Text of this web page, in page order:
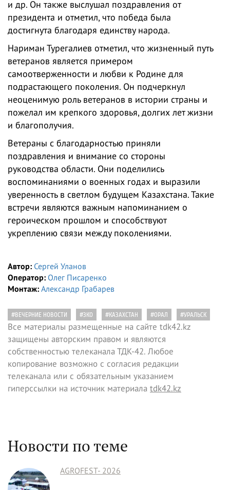
и др. Он также выслушал поздравления от
президента и отметил, что победа была
достигнута благодаря единству народа.
Нариман Турегалиев отметил, что жизненный путь
ветеранов является примером
самоотверженности и любви к Родине для
подрастающего поколения. Он подчеркнул
неоценимую роль ветеранов в истории страны и
пожелал им крепкого здоровья, долгих лет жизни
и благополучия.
Ветераны с благодарностью приняли
поздравления и внимание со стороны
руководства области. Они поделились
воспоминаниями о военных годах и выразили
уверенность в светлом будущем Казахстана. Такие
встречи являются важным напоминанием о
героическом прошлом и способствуют
укреплению связи между поколениями.
Автор: Сергей Уланов
Оператор: Олег Писаренко
Монтаж: Александр Грабарев
#ВЕЧЕРНИЕ НОВОСТИ #ЗКО #КАЗАХСТАН #ОРАЛ #УРАЛЬСК
Все материалы размещенные на сайте tdk42.kz
защищены авторским правом и являются
собственностью телеканала ТДК-42. Любое
копирование возможно с согласия редакции
телеканала или с обязательным указанием
гиперссылки на источник материала tdk42.kz
Новости по теме
AGROFEST- 2026